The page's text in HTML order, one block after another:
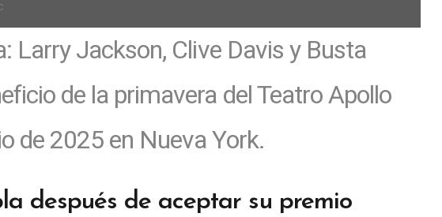
Larry Jackson, Clive Davis y Busta
de la primavera del Teatro Apollo
de 2025 en Nueva York.